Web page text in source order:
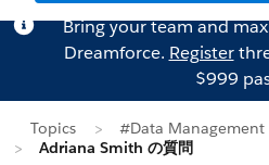
Bring your team and
Dreamforce. Register
$999
Topics
#Data Management
Adriana Smith の質問